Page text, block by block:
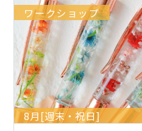
ワークショップ
8月[週末・祝日]